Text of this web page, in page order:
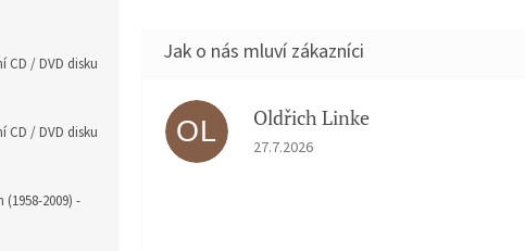
CD / DVD disku
CD / DVD disku
2009) -
OL Oldřich Linke
Hodnocení obchodu je 5 z 5 hvězdiček.
27.7.2026